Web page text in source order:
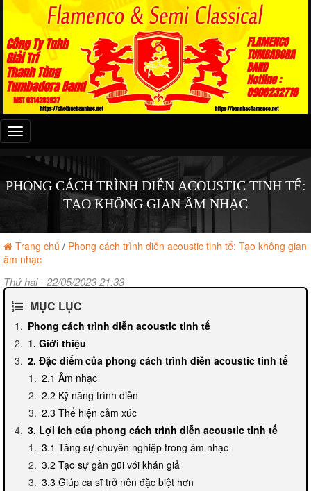
Đây
là
menu
PHONG CÁCH TRÌNH DIỄN ACOUSTIC TINH TẾ:
TẠO KHÔNG GIAN ÂM NHẠC
Trang chủ / Phong cách trình diễn acoustic tinh tế: Tạo không gian
âm nhạc
Thứ hai - 22/05/2023 21:33
MỤC LỤC
Phong cách trình diễn acoustic tinh tế
1. Giới thiệu
2. Đặc điểm của phong cách trình diễn acoustic tinh tế
2.1 Âm nhạc
2.2 Kỹ năng trình diễn
2.3 Thể hiện cảm xúc
3. Lợi ích của phong cách trình diễn acoustic tinh tế
3.1 Tăng sự chuyên nghiệp trong âm nhạc
3.2 Tạo sự gần gũi với khán giả
3.3 Giúp ca sĩ trở nên đặc biệt hơn